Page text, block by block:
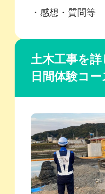
・感想・質問等
土木工事を
日間体験コー